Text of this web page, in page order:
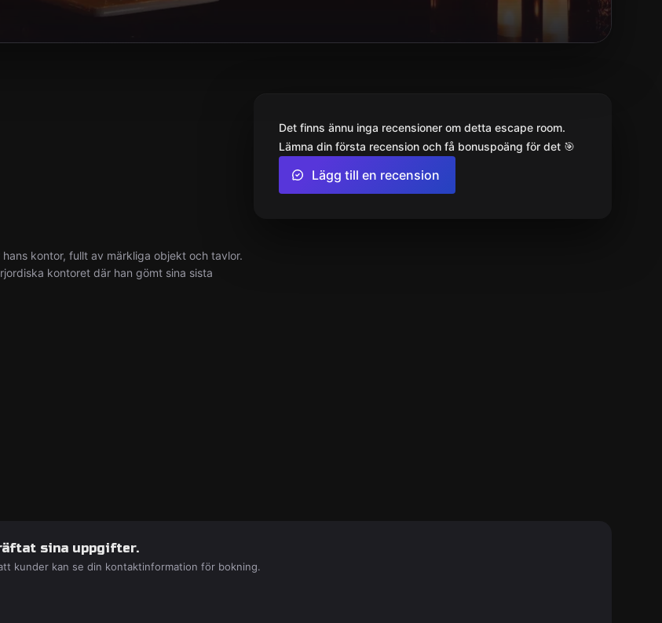
kontor, fullt av märkliga objekt och tavlor.
kontoret där han gömt sina sista
Det finns ännu inga recensioner om detta escape room.
Lämna din första recension och få bonuspoäng för det 🎯
Lägg till en recension
sina uppgifter.
kunder kan se din kontaktinformation för bokning.